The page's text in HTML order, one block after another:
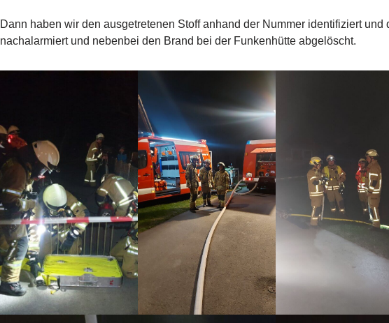
Dann haben wir den ausgetretenen Stoff anhand der Nummer identifiziert und
nachalarmiert und nebenbei den Brand bei der Funkenhütte abgelöscht.